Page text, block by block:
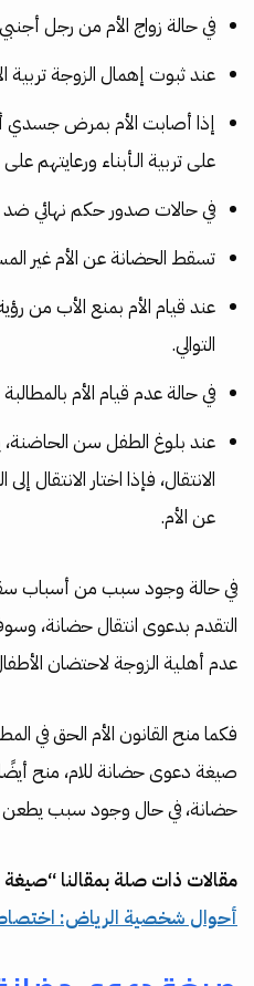
في حالة زواج الأم من رجل
عند ثبوت إهمال الزوجة تربية
إذا أصابت الأم بمرض جسدي
على تربية الـأبناء ورعايتهم
في حالات صدور حكم نهائي ضد
تسقط الحضانة عن الأم غير
عند قيام الأم بمنع الأب من
التوالي.
في حالة عدم قيام الأم
عند بلوغ الطفل سن الحاضنة،
الانتقال، فإذا اختار
عن الأم.
في حالة وجود سبب من أسباب
التقدم بدعوى انتقال حضانة،
عدم أهلية الزوجة لاحتضان
فكما منح القانون الأم الحق في
صيغة دعوى حضانة للام، منح
حضانة، في حال وجود سبب يطعن
مقالات ذات صلة بمقالنا
أحوال شخصية الرياض: